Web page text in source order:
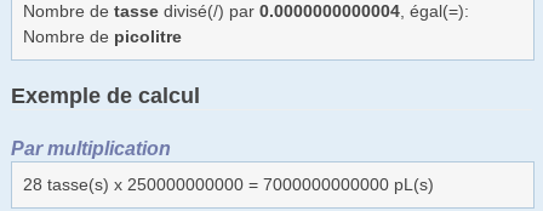
Nombre de tassedivisé(/) par 0.0000000000004, égal(=):
Nombre de picolitre
Exemple de calcul
Par multiplication
28 tasse(s) x 250000000000 = 7000000000000 pL(s)